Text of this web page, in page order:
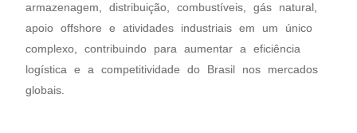
armazenagem, distribuição, combustíveis, gás natural,
apoio offshore e atividades industriais em um único
complexo, contribuindo para aumentar a eficiência
logística e a competitividade do Brasil nos mercados
globais.